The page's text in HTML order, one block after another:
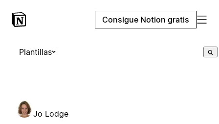
Consigue Notion gratis
Plantillas
Jo Lodge